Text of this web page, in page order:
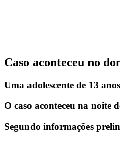
Caso aconteceu no
Uma adolescente de 13
O caso aconteceu na noite
Segundo informações